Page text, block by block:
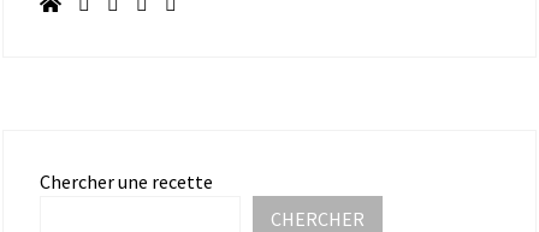
Chercher une recette
CHERCHER